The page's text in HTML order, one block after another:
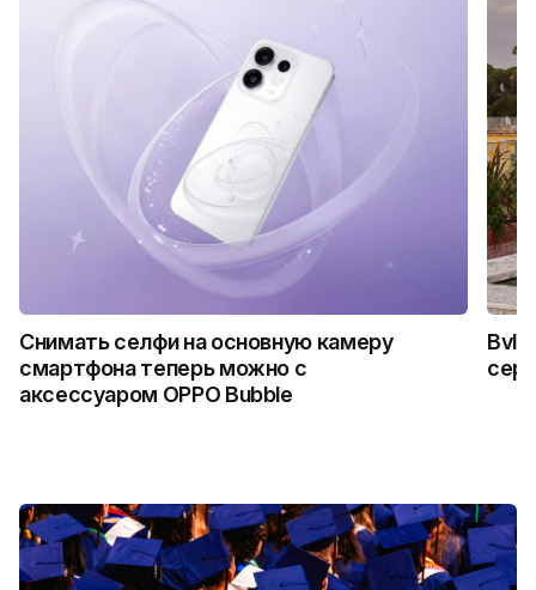
Снимать селфи на основную камеру
смартфона теперь можно с
аксессуаром OPPO Bubble